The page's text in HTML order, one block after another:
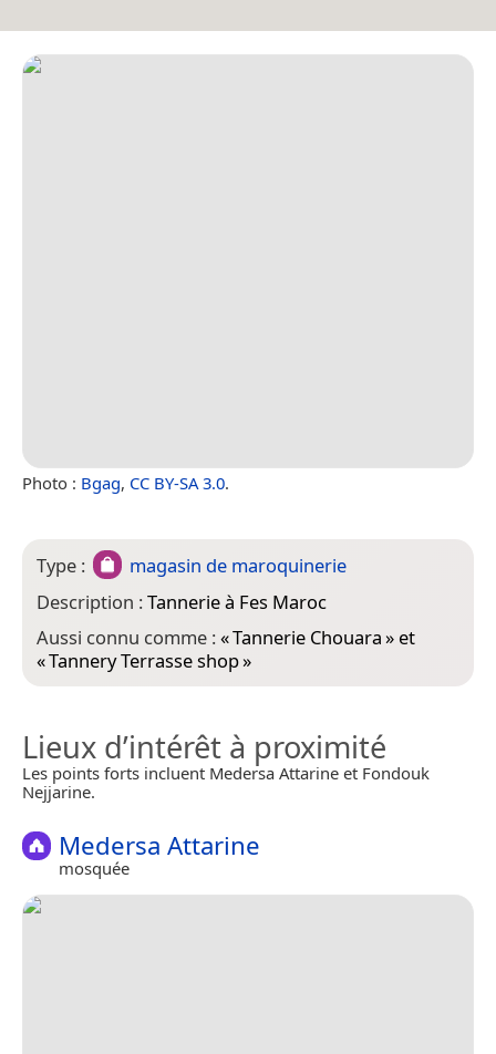
Photo : Bgag, CC BY-SA 3.0.
Type :
magasin de maroquinerie
Description :Tannerie à Fes Maroc
Aussi connu comme :«Tannerie Chouara» et
«Tannery Terrasse shop»
Lieux d’intérêt à proximité
Les points forts incluent Medersa Attarine et Fondouk
Nejjarine.
Medersa Attarine
mosquée